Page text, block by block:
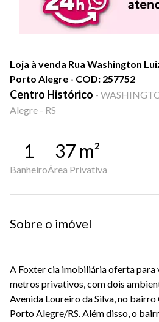
Loja à venda Rua Washington
Porto Alegre - COD: 257752
Centro Histórico -
Alegre - RS
1
Banheiro
37 m²
Área Privativa
Sobre o imóvel
A Foxter cia imobiliária oferta para
metros privativos, com dois
Avenida Loureiro da Silva, no
Porto Alegre/RS. Além disso, o